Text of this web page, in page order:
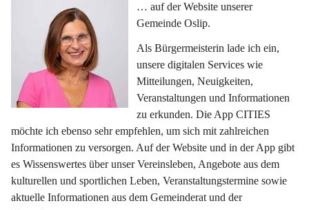
… auf der Website unserer
Gemeinde Oslip.
Als Bürgermeisterin lade ich ein,
unsere digitalen Services wie
Mitteilungen, Neuigkeiten,
Veranstaltungen und Informationen
zu erkunden. Die App CITIES
möchte ich ebenso sehr empfehlen, um sich mit zahlreichen
Informationen zu versorgen. Auf der Website und in der App gibt
es Wissenswertes über unser Vereinsleben, Angebote aus dem
kulturellen und sportlichen Leben, Veranstaltungstermine sowie
aktuelle Informationen aus dem Gemeinderat und der